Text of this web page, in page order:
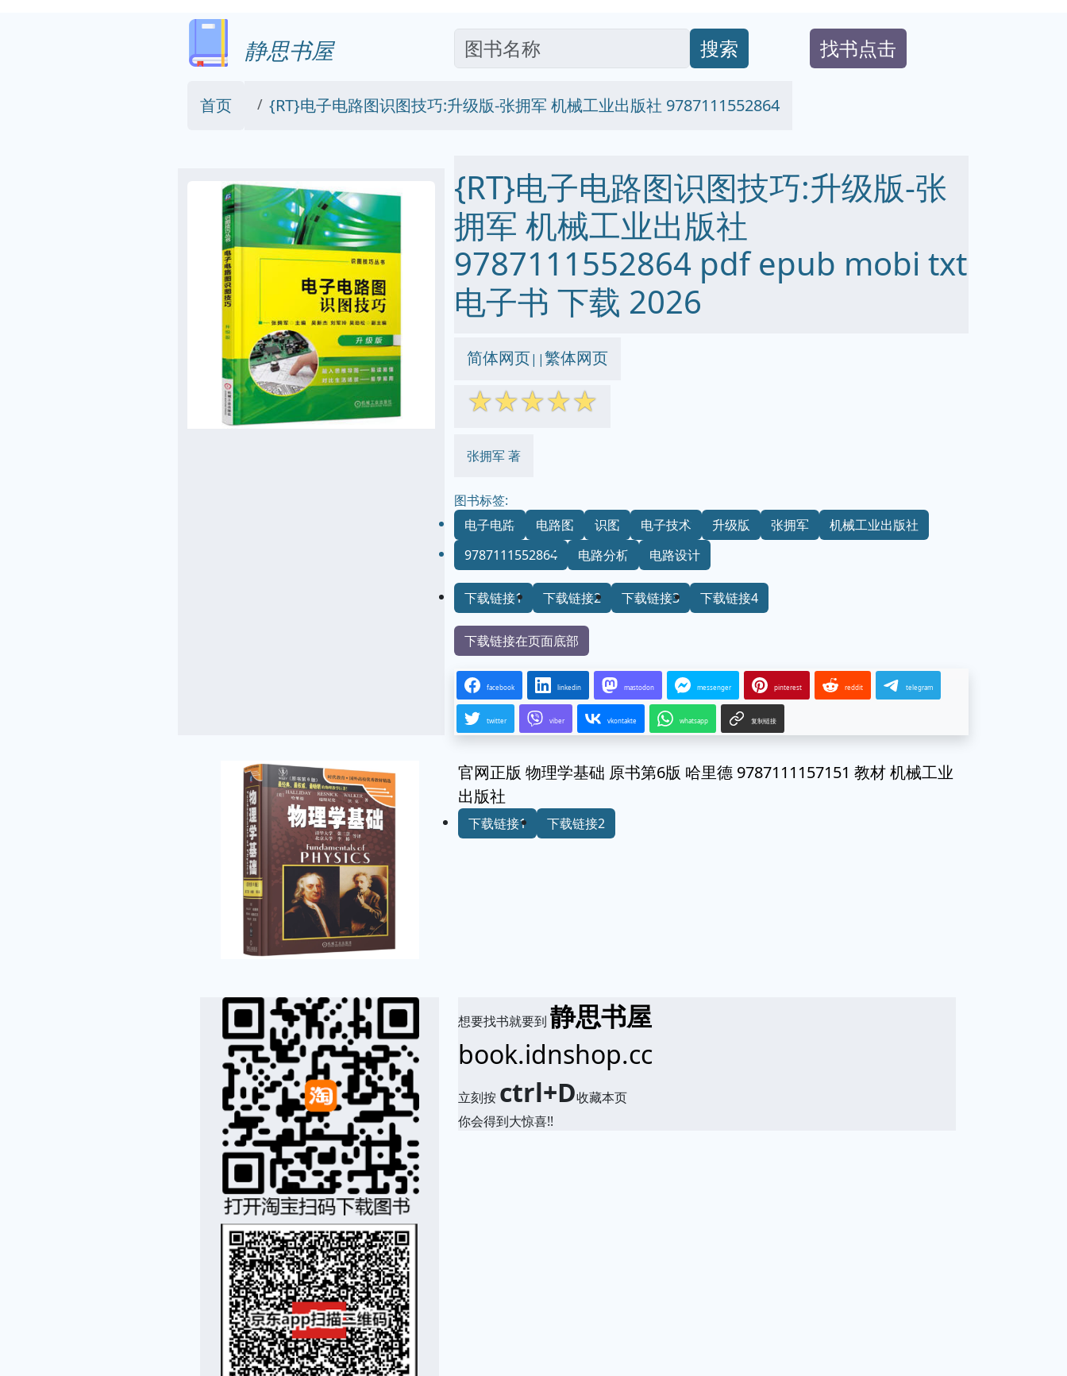
静思书屋 搜索 找书点击
首页 {RT}电子电路图识图技巧:升级版-张拥军 机械工业出版社 9787111552864
{RT}电子电路图识图技巧:升级版-张
拥军 机械工业出版社
9787111552864 pdf epub mobi txt
电子书 下载 2026
简体网页||繁体网页
☆☆☆☆☆
张拥军 著
图书标签:
电子电路
电路图 识图 电子技术 升级版 张拥军
机械工业出版社
9787111552864
电路分析 电路设计
下载链接1 下载链接2 下载链接3 下载链接4
下载链接在页面底部
facebook linkedin mastodon messenger pinterest reddit telegram
twitter viber vkontakte whatsapp 复制链接
官网正版 物理学基础 原书第6版 哈里德 9787111157151 教材 机械工业
出版社
下载链接1 下载链接2
想要找书就要到静思书屋
book.idnshop.cc
立刻按 ctrl+D收藏本页
你会得到大惊喜!!